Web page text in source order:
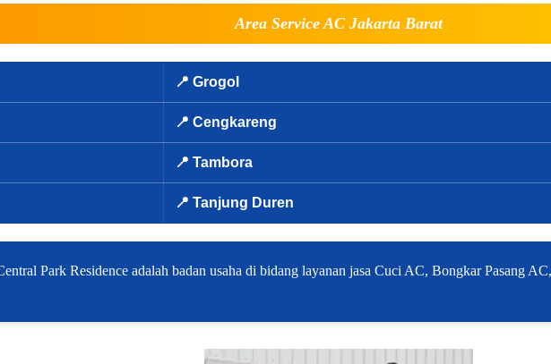
Area Service AC Jakarta Barat
📍 Grogol
📍 Cengkareng
📍 Tambora
📍 Tanjung Duren
Park Residence adalah badan usaha di bidang layanan jasa Cuci AC, Bongkar Pasang